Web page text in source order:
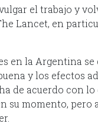
el trabajo y
Lancet, en
en la Argentina
y los efectos
de acuerdo con lo
su momento, pero